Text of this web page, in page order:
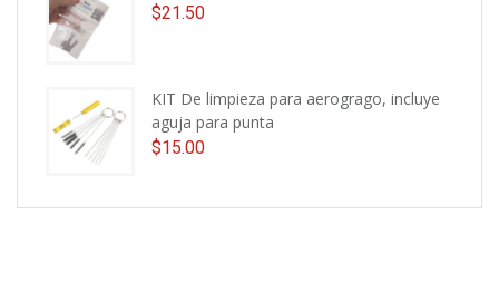
$21.50
KIT De limpieza para aerogrago, incluye
aguja para punta
$15.00